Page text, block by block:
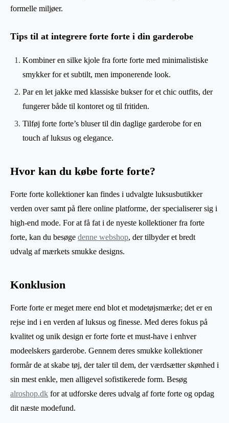
formelle miljøer.
Tips til at integrere forte forte i din garderobe
Kombiner en silke kjole fra forte forte med minimalistiske
smykker for et subtilt, men imponerende look.
Par en let jakke med klassiske bukser for et chic outfits, der
fungerer både til kontoret og til fritiden.
Tilføj forte forte’s bluser til din daglige garderobe for en
touch af luksus og elegance.
Hvor kan du købe forte forte?
Forte forte kollektioner kan findes i udvalgte luksusbutikker
verden over samt på flere online platforme, der specialiserer sig i
high-end mode. For at få fat i de nyeste kollektioner fra forte
forte, kan du besøge denne webshop, der tilbyder et bredt
udvalg af mærkets smukke designs.
Konklusion
Forte forte er meget mere end blot et modetøjsmærke; det er en
rejse ind i en verden af luksus og finesse. Med deres fokus på
kvalitet og unik design er forte forte et must-have i enhver
modeelskers garderobe. Gennem deres smukke kollektioner
formår de at skabe tøj, der taler til dem, der værdsætter skønhed i
sin mest enkle, men alligevel sofistikerede form. Besøg
alroshop.dk for at udforske deres udvalg af forte forte og opdag
dit næste modefund.